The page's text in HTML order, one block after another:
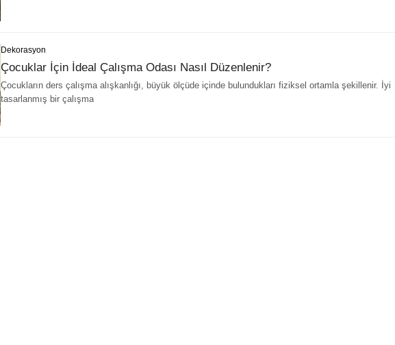
Dekorasyon
Çocuklar İçin İdeal Çalışma Odası Nasıl Düzenlenir?
Çocukların ders çalışma alışkanlığı, büyük ölçüde içinde bulundukları fiziksel ortamla şekillenir. İyi
tasarlanmış bir çalışma